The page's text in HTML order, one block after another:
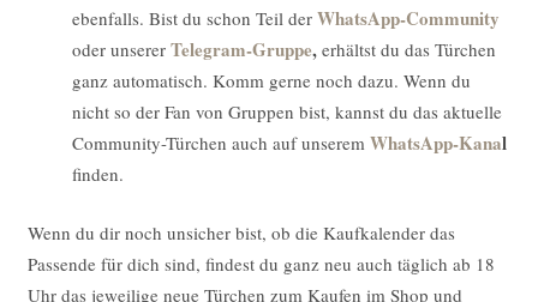
ebenfalls. Bist du schon Teil der WhatsApp-Community
oder unserer Telegram-Gruppe, erhältst du das Türchen
ganz automatisch. Komm gerne noch dazu. Wenn du
nicht so der Fan von Gruppen bist, kannst du das aktuelle
Community-Türchen auch auf unserem WhatsApp-Kanal
finden.
Wenn du dir noch unsicher bist, ob die Kaufkalender das
Passende für dich sind, findest du ganz neu auch täglich ab 18
Uhr das jeweilige neue Türchen zum Kaufen im Shop und